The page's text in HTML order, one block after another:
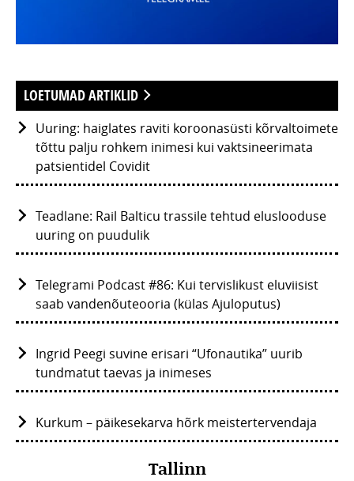
LOETUMAD ARTIKLID
Uuring: haiglates raviti koroonasüsti kõrvaltoimete
tõttu palju rohkem inimesi kui vaktsineerimata
patsientidel Covidit
Teadlane: Rail Balticu trassile tehtud eluslooduse
uuring on puudulik
Telegrami Podcast #86: Kui tervislikust eluviisist
saab vandenõuteooria (külas Ajuloputus)
Ingrid Peegi suvine erisari “Ufonautika” uurib
tundmatut taevas ja inimeses
Kurkum – päikesekarva hõrk meistertervendaja
Tallinn